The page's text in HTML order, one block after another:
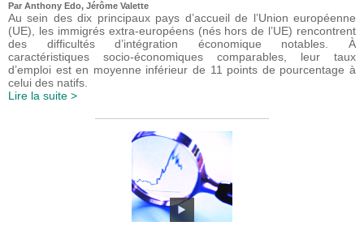
Par Anthony Edo, Jérôme Valette
Au sein des dix principaux pays d’accueil de l’Union européenne
(UE), les immigrés extra-européens (nés hors de l’UE) rencontrent
des difficultés d’intégration économique notables. À
caractéristiques socio-économiques comparables, leur taux
d’emploi est en moyenne inférieur de 11 points de pourcentage à
celui des natifs.
Lire la suite >